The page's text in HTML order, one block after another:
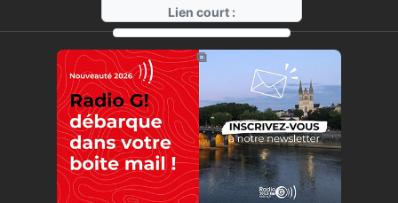
Lien court :
https://radio-g.fr?6499
⧉